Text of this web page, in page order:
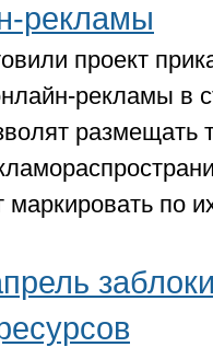
рекламы
проект
рекламы в
размещать
по